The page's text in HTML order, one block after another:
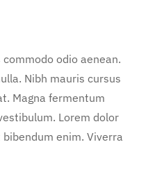
odio aenean.
Nibh mauris cursus
Magna fermentum
Lorem dolor
enim. Viverra